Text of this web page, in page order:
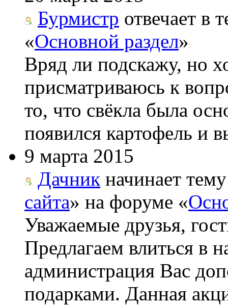
Бурмистр отвечает в
«Основной раздел»
Вряд ли подскажу, но
присматриваюсь к
то, что свёкла была
появился картофель и
9 марта 2015
Дачник начинает
сайта» на форуме «
Уважаемые друзья,
Предлагаем влиться в
администрация Вас
подарками. Данная